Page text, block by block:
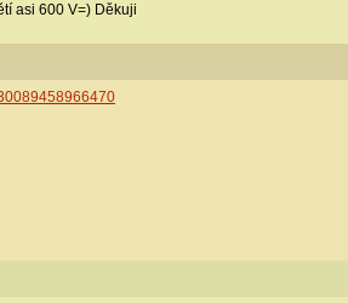
asi 600 V=) Děkuji